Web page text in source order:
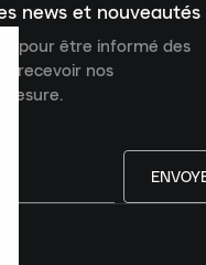
news et nouveautés
pour être informé des
recevoir nos